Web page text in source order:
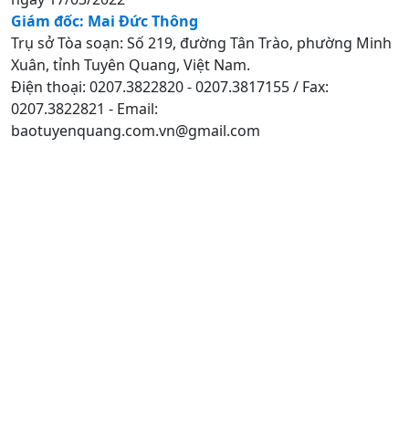
Giám đốc: Mai Đức Thông
Trụ sở Tòa soạn: Số 219, đường Tân Trào, phường Minh
Xuân, tỉnh Tuyên Quang, Việt Nam.
Điện thoại: 0207.3822820 - 0207.3817155 / Fax:
0207.3822821 - Email:
baotuyenquang.com.vn@gmail.com